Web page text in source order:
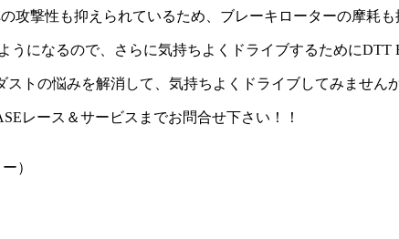
攻撃性も抑えられているため、ブレーキローターの摩耗
になるので、さらに気持ちよくドライブするためにDTT
トの悩みを解消して、気持ちよくドライブしてみません
レース＆サービスまでお問合せ下さい！！
）